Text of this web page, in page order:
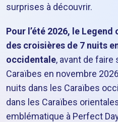
surprises à découvrir.
Pour l’été 2026, le
des croisières de 7 nuits
occidentale, avant de
Caraïbes en novembre
nuits dans les Caraïbes
dans les Caraïbes
emblématique à Perfect